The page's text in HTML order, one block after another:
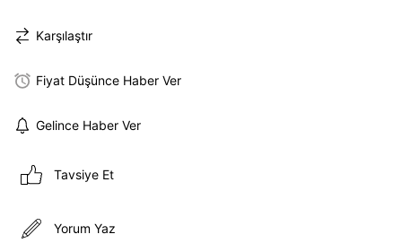
Karşılaştır
Fiyat Düşünce Haber Ver
Gelince Haber Ver
Tavsiye Et
Yorum Yaz